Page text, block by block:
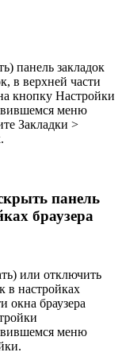
панель закладок
в верхней части
кнопку Настройки
меню
Закладки >
панель
браузера
или отключить
в настройках
окна браузера
меню